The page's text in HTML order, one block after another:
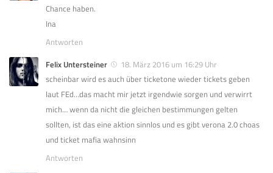
Chance haben.
Ina
Antworten
Felix Untersteiner
18. März 2016 um 16:29 Uhr
scheinbar wird es auch über ticketone wieder tickets geben
laut FEd…das macht mir jetzt irgendwie sorgen und verwirrt
mich… wenn da nicht die gleichen bestimmungen gelten
sollten, ist das eine aktion sinnlos und es gibt verona 2.0 choas
und ticket mafia wahnsinn
Antworten